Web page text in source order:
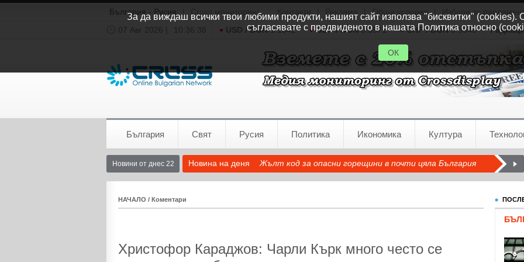
България - Русия Cross мониторинг Общи условия Избори за
07 Авг 2026 |
10:36:38 USD / BGN1.1542 GBP / BGN0.8571 CHF / BGN0.9346
България Свят Русия Политика Икономика Култура
Новини от днес 22 Новина на деня Жълт код за опасни горещини в почти цяла България
НАЧАЛО / Коментари
Христофор Караджов: Чарли Кърк много често се
За да виждаш всички твои любими продукти, нашият сайт използва "бисквитки" (cookies).
съгласявате с предвиденото в нашата Политика относно
ОК